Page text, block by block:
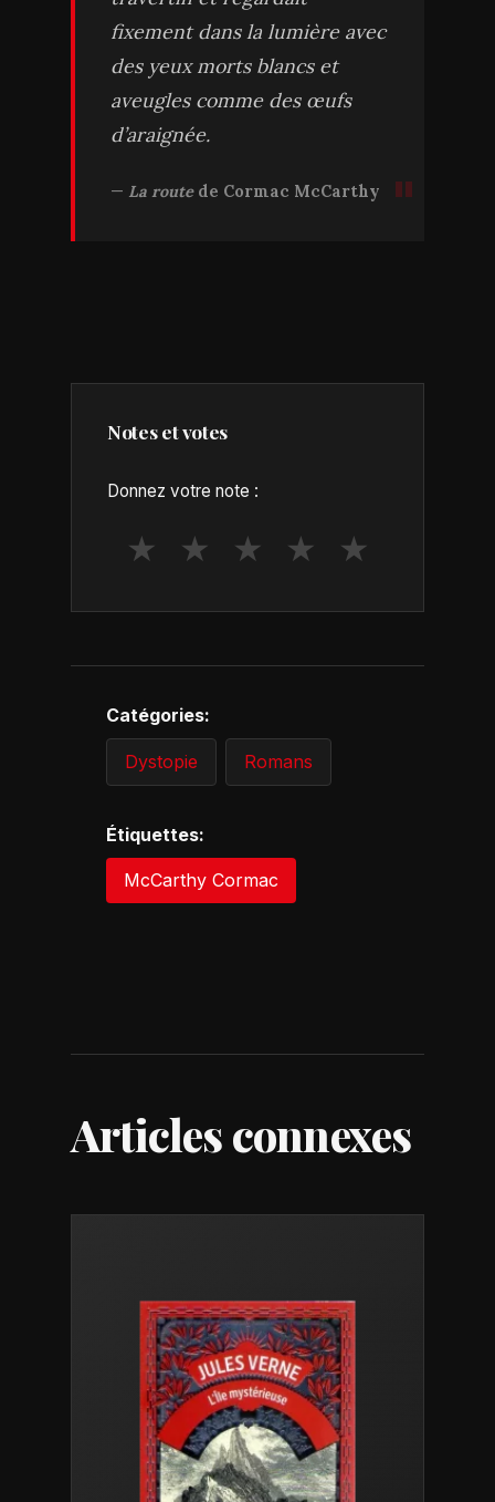
fixement dans la lumière avec
des yeux morts blancs et
aveugles comme des œufs
d’araignée.
La routede Cormac McCarthy
Notes et votes
Donnez votre note :
★ ★ ★ ★ ★
Catégories:
Dystopie Romans
Étiquettes:
McCarthy Cormac
Articles connexes